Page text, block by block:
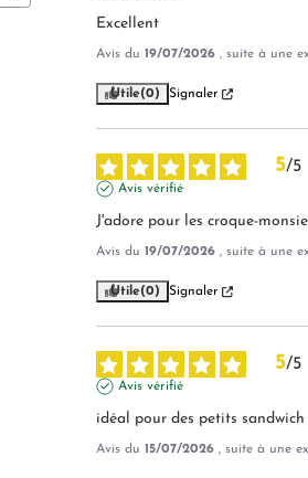
Excellent
Avis du 19/07/2026 , suite à une
Utile(0) Signaler
5/5
Avis vérifié
J'adore pour les croque-
Avis du 19/07/2026 , suite à une
Utile(0) Signaler
5/5
Avis vérifié
idéal pour des petits sandwich
Avis du 15/07/2026 , suite à une